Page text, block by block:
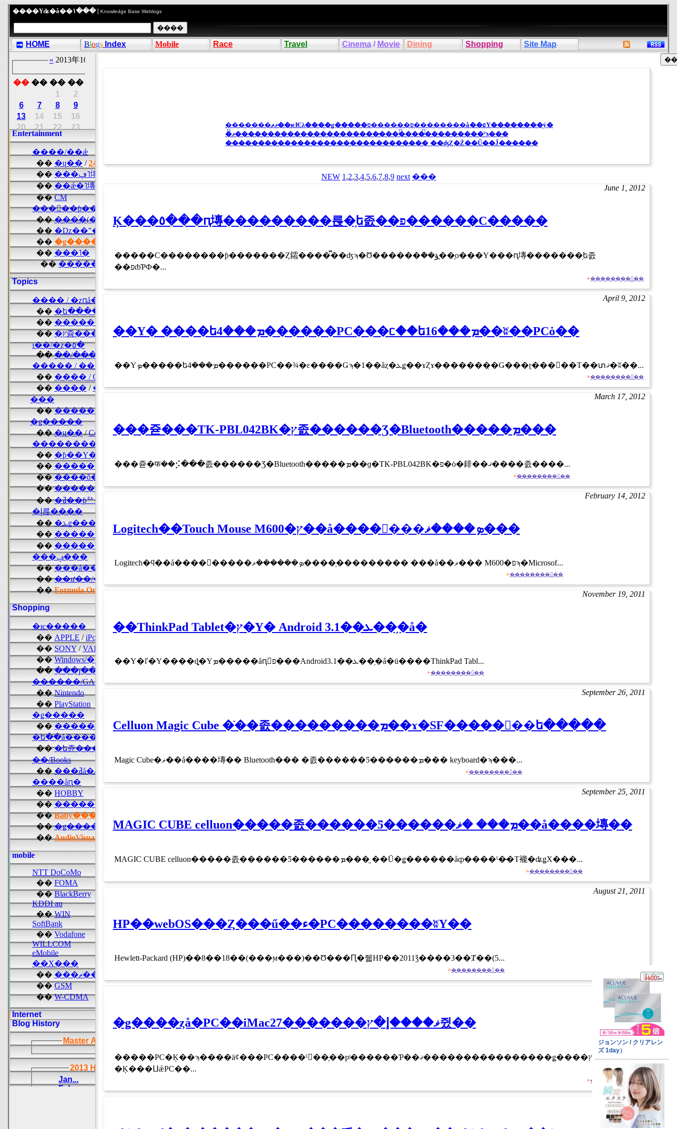
����Υʥ�å��١��� | Knowledge Base Weblogs
HOME Blogs Index Mobile Race Travel Cinema / Movie Dining Shopping Site Map
�֤������ޥޡ��ѥѤλ����ǥ�����ס��֤����ס��֤������å��פΥ��������ý�
�ޥ�����������������������̵���������������ˤϡ���
�������������������������������˲��ʤȤ�Ź��Ű��Ĵ������
NEW 1 ,2,3,4,5,6,7,8,9 next ���
June 1, 2012
Ķ���٥���ԥ塼���������륹�֥ե졼��פ������С�����
�����С��������ƥ�������Ȥ䥤����̿��ʤϡ�Ʊ������ܵ��ؤ�̱�֤ο���Υ���ԥ塼�������֥ե졼
��פȸƤФ�...
»��������򸫤��
April 9, 2012
��Υ� ����եܡ���4������PC���ᥴ��եܡ���16��ʬ��PCȯ��
��Υܤ�����եܡ���4������PC��¾�ε����Ǥϡ�1��åȥ�ܥǥ��ɤȤɤ�������̣�Ǥ���ɽ���򤷤��Τ��տޤ�ʬ��...
»��������򸫤��
March 17, 2012
���쥳���TK-PBL042BK�ץ졼������Ʒ�Bluetooth�����ܡ���
���쥳�फ��⡪���졼������Ʒ�Bluetooth�����ܡ��ɡ�TK-PBL042BK�פ�ȯ�䤵��ޤ����졼����...
»��������򸫤��
February 14, 2012
Logitech��Touch Mouse M600�ץ��å����󥵡���ܤ�̵���ޥ���
Logitech�ϥ��å����󥵡�����ܤ���̵���ޥ����֥��������� ���å��ޥ��� M600�פϡ�Microsof...
»��������򸫤��
November 19, 2011
��ThinkPad Tablet�ץ�Υ� Android 3.1��ܥ��֥�å�
��Υ�ľ�Υ����ȡ֥�Υܡ�����åԥ󥰡פ���Android3.1��ܥ��֥�å�ü����ThinkPad Tabl...
»��������򸫤��
September 26, 2011
Celluon Magic Cube �ֿ��졼���������ܡ��ɤ�SF�����󥿡��ե�����
Magic Cube�ޥ��å����塼�� Bluetooth��� �졼������Ƽ������ܡ��� keyboard�ϡ���...
»��������򸫤��
September 25, 2011
MAGIC CUBE celluon�����졼������Ƽ������ܡ��� �ޥ��å����塼��
MAGIC CUBE celluon�����졼������Ƽ������ܡ��� ̤��Ū�ǥ������åȹ����ˤ�̴�Τ褦�ʥǥХ���...
»��������򸫤��
August 21, 2011
HP��webOS���Ȥ���ű��ء�PC��������ʬΥ��
Hewlett-Packard (HP)��8��18��(���ϻ���)��Ʊ���Ԥ�줿HP��2011ǯ����3��Ⱦ��(5...
»��������򸫤��
August 16, 2011
�ǥ����ȥå�PC��iMac27�������ޥ����إ�ץ쥤��
�����PC�Ķ��ϡ����äȼ���PC����ˤ򷫤��֤��ƿʲ������Ƥ��ޤ����������������ǥ����ץ쥤
�Ķ���ⵡǽPC��...
»��������򸫤��
July 16, 2011